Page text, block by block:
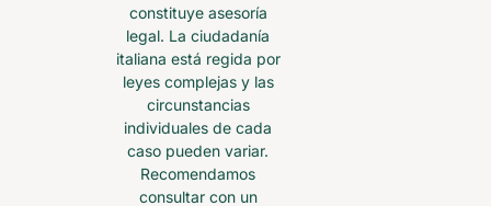
constituye asesoría
legal. La ciudadanía
italiana está regida por
leyes complejas y las
circunstancias
individuales de cada
caso pueden variar.
Recomendamos
consultar con un